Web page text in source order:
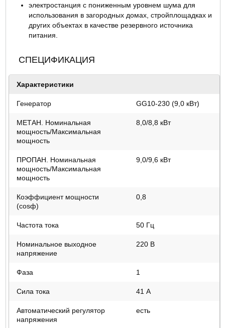
электростанция с пониженным уровнем шума для
использования в загородных домах, стройплощадках и
других объектах в качестве резервного источника
питания.
СПЕЦИФИКАЦИЯ
Характеристики
Генератор GG10-230 (9,0 кВт)
МЕТАН. Номинальная
мощность/Максимальная
мощность
8,0/8,8 кВт
ПРОПАН. Номинальная
мощность/Максимальная
мощность
9,0/9,6 кВт
Коэффициент мощности
(cosф)
0,8
Частота тока 50 Гц
Номинальное выходное
напряжение
220 В
Фаза 1
Сила тока 41 А
Автоматический регулятор
напряжения
есть